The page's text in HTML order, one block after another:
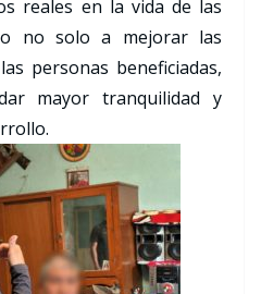
reales en la vida de las
no solo a mejorar las
personas beneficiadas,
mayor tranquilidad y